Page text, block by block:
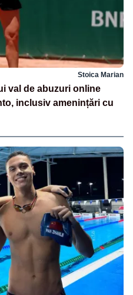
Stoica Marian
val de abuzuri online
inclusiv amenințări cu